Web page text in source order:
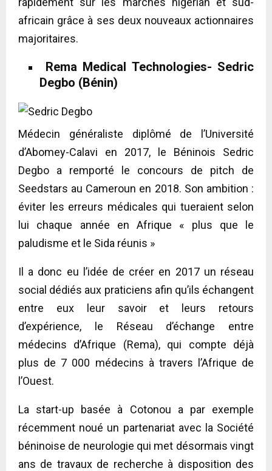
africain grâce à ses deux nouveaux actionnaires
majoritaires.
Rema Medical Technologies- Sedric
Degbo (Bénin)
Médecin généraliste diplômé de l’Université
d’Abomey-Calavi en 2017, le Béninois Sedric
Degbo a remporté le concours de pitch de
Seedstars au Cameroun en 2018. Son ambition :
éviter les erreurs médicales qui tueraient selon
lui chaque année en Afrique « plus que le
paludisme et le Sida réunis »
Il a donc eu l’idée de créer en 2017 un réseau
social dédiés aux praticiens afin qu’ils échangent
entre eux leur savoir et leurs retours
d’expérience, le Réseau d’échange entre
médecins d’Afrique (Rema), qui compte déjà
plus de 7 000 médecins à travers l’Afrique de
l’Ouest.
La start-up basée à Cotonou a par exemple
récemment noué un partenariat avec la Société
béninoise de neurologie qui met désormais vingt
ans de travaux de recherche à disposition des